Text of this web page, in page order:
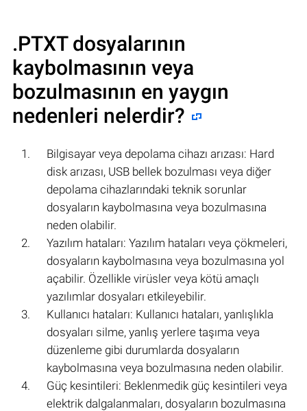
.PTXTdosyalarının
kaybolmasının veya
bozulmasının en yaygın
nedenleri nelerdir?
Bilgisayar veya depolama cihazı arızası: Hard
disk arızası, USB bellek bozulması veya diğer
depolama cihazlarındaki teknik sorunlar
dosyaların kaybolmasına veya bozulmasına
neden olabilir.
Yazılım hataları: Yazılım hataları veya çökmeleri,
dosyaların kaybolmasına veya bozulmasına yol
açabilir. Özellikle virüsler veya kötü amaçlı
yazılımlar dosyaları etkileyebilir.
Kullanıcı hataları: Kullanıcı hataları, yanlışlıkla
dosyaları silme, yanlış yerlere taşıma veya
düzenleme gibi durumlarda dosyaların
kaybolmasına veya bozulmasına neden olabilir.
Güç kesintileri: Beklenmedik güç kesintileri veya
elektrik dalgalanmaları, dosyaların bozulmasına